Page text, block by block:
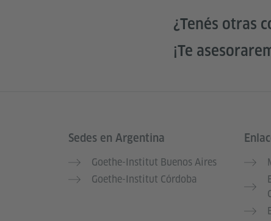
¿Tenés otras
¡Te
Service- und Informationsbereich
Sedes en Argentina
Goethe-Institut Buenos Aires
Goethe-Institut Córdoba